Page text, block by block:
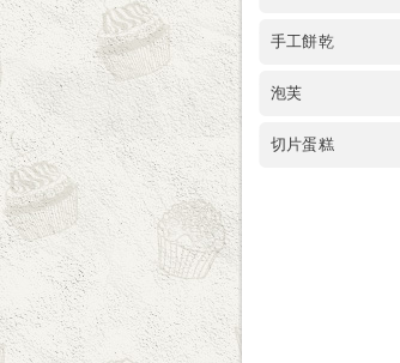
手工餅乾
泡芙
切片蛋糕